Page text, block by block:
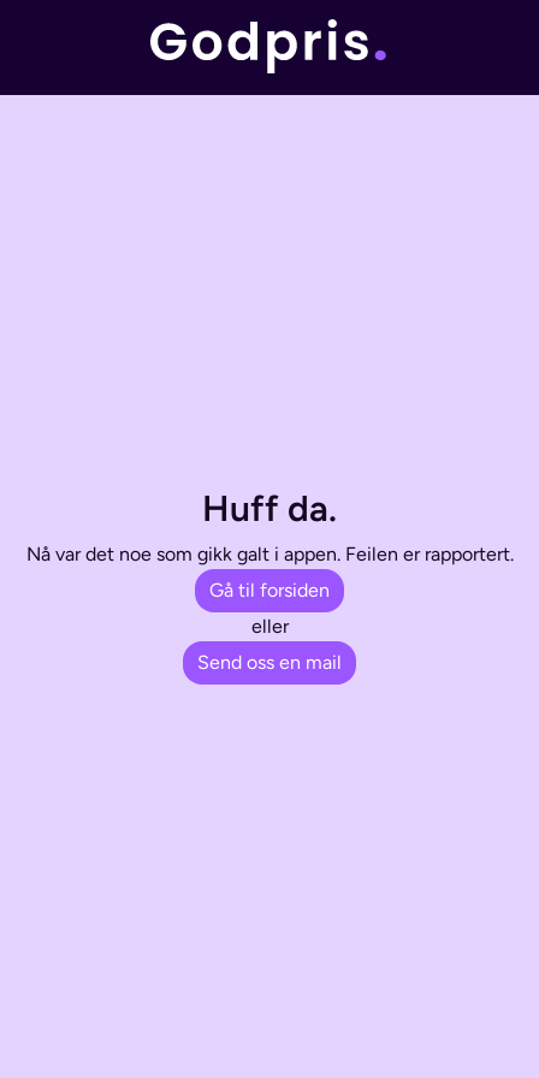
Huff da.
Nå var det noe som gikk galt i appen. Feilen er rapportert.
Gå til forsiden
eller
Send oss en mail